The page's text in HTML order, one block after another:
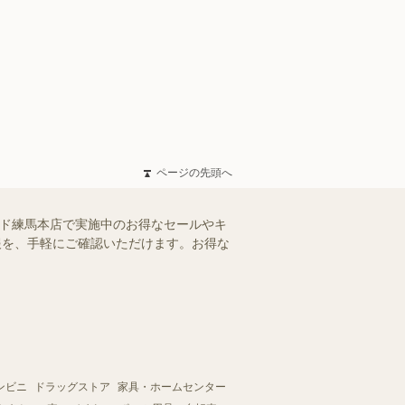
ページの先頭へ
練馬本店で実施中のお得なセールやキ
、手軽にご確認いただけます。お得な
ビニ ドラッグストア
家具・ホームセンター